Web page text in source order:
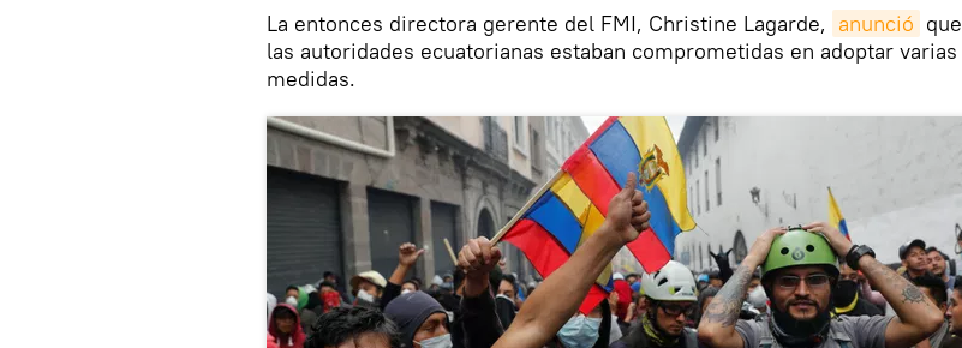
La entonces directora gerente del FMI, Christine Lagarde, anunció que
las autoridades ecuatorianas estaban comprometidas en adoptar varias
medidas.